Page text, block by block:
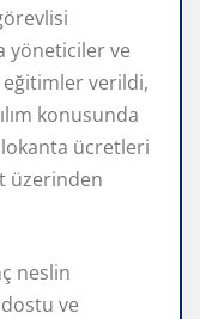
yöneticiler ve
eğitimler verildi,
konusunda
lokanta ücretleri
üzerinden
neslin
ve